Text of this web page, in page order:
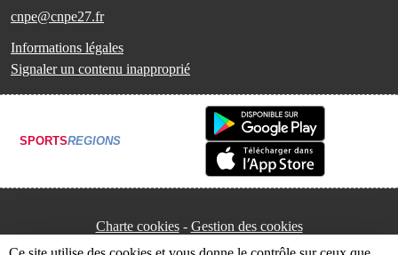
cnpe@cnpe27.fr
Informations légales
Signaler un contenu inapproprié
SPORTSREGIONS
Charte cookies Gestion des cookies